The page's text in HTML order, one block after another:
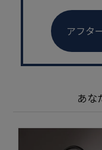
アフタ
あな